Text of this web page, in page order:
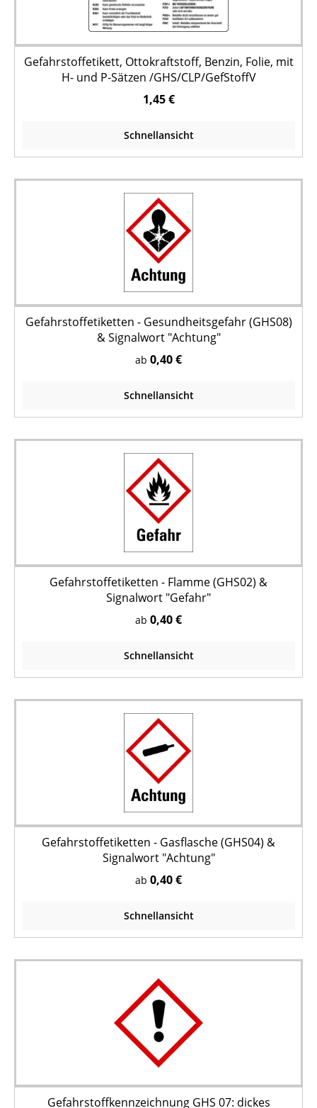
Gefahrstoffetikett, Ottokraftstoff, Benzin, Folie, mit
H- und P-Sätzen /GHS/CLP/GefStoffV
1,45 €
Schnellansicht
Gefahrstoffetiketten - Gesundheitsgefahr (GHS08)
& Signalwort "Achtung"
ab 0,40 €
Schnellansicht
Gefahrstoffetiketten - Flamme (GHS02) &
Signalwort "Gefahr"
ab 0,40 €
Schnellansicht
Gefahrstoffetiketten - Gasflasche (GHS04) &
Signalwort "Achtung"
ab 0,40 €
Schnellansicht
Gefahrstoffkennzeichnung GHS 07: dickes